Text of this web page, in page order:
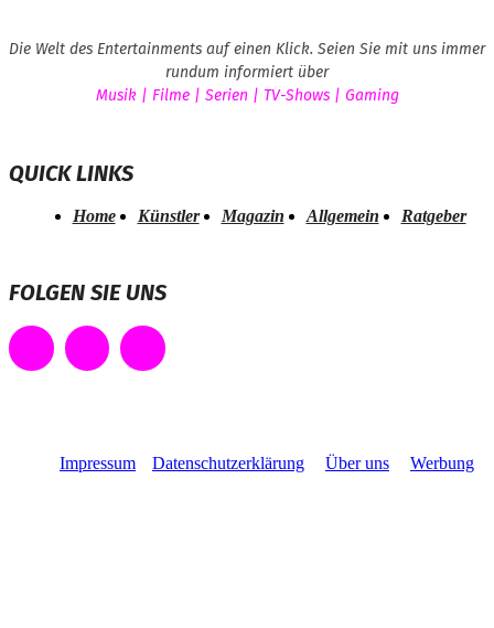
Die Welt des Entertainments auf einen Klick. Seien Sie mit uns immer
rundum informiert über
Musik | Filme | Serien | TV-Shows | Gaming
QUICK LINKS
Home Künstler Magazin Allgemein Ratgeber
FOLGEN SIE UNS
Impressum Datenschutzerklärung Über uns Werbung